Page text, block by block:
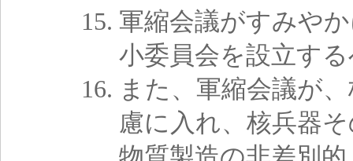
軍縮会議がすみや
小委員会を設立す
また、軍縮会議が
慮に入れ、核兵器